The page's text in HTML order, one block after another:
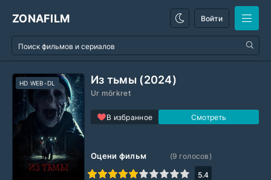
ZONAFILM Войти
Из тьмы (2024)
Ur mörkret
В избранное
HD WEB-DL
Оцени фильм
1
2 3 4 5 7 8 9 10
(9 голосов)
5.4